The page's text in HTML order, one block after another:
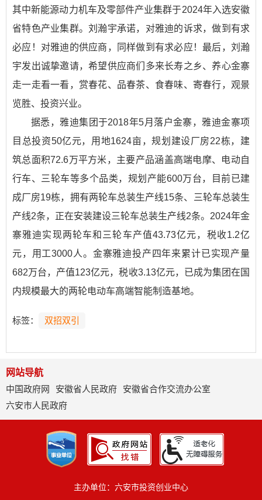
其中新能源动力机车及零部件产业集群于2024年入选安徽
省特色产业集群。刘瀚宇承诺，对雅迪的诉求，做到有求
必应！对雅迪的供应商，同样做到有求必应！最后，刘瀚
宇发出诚挚邀请，希望供应商们多来长寿之乡、养心金寨
走一走看一看，赏春花、品春茶、食春味、寄春行，观景
览胜、投资兴业。
据悉，雅迪集团于2018年5月落户金寨，雅迪金寨项
目总投资50亿元，用地1624亩，规划建设厂房22栋，建
筑总面积72.6万平方米，主要产品涵盖高端电摩、电动自
行车、三轮车等多个品类，规划产能600万台，目前已建
成厂房19栋，拥有两轮车总装生产线15条、三轮车总装生
产线2条，正在安装建设三轮车总装生产线2条。2024年金
寨雅迪实现两轮车和三轮车产值43.73亿元，税收1.2亿
元，用工3000人。金寨雅迪投产四年来累计已实现产量
682万台，产值123亿元，税收3.13亿元，已成为集团在国
内规模最大的两轮电动车高端智能制造基地。
标签： 双招双引
网站导航
中国政府网
安徽省人民政府
安徽省合作交流办公室
六安市人民政府
主办单位：六安市投资创业中心